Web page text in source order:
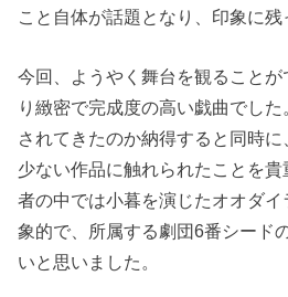
こと自体が話題となり、印象に残
今回、ようやく舞台を観ること
り緻密で完成度の高い戯曲でし
されてきたのか納得すると同時
少ない作品に触れられたことを
者の中では小暮を演じたオオダ
象的で、所属する劇団6番シード
いと思いました。